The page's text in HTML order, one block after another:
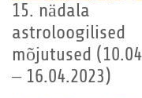
15. nädala
astroloogilised
mõjutused (10.04
– 16.04.2023)